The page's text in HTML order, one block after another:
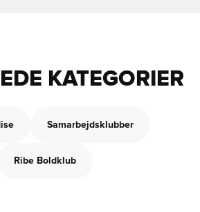
KATEGORIER
Samarbejdsklubber
Ribe Boldklub